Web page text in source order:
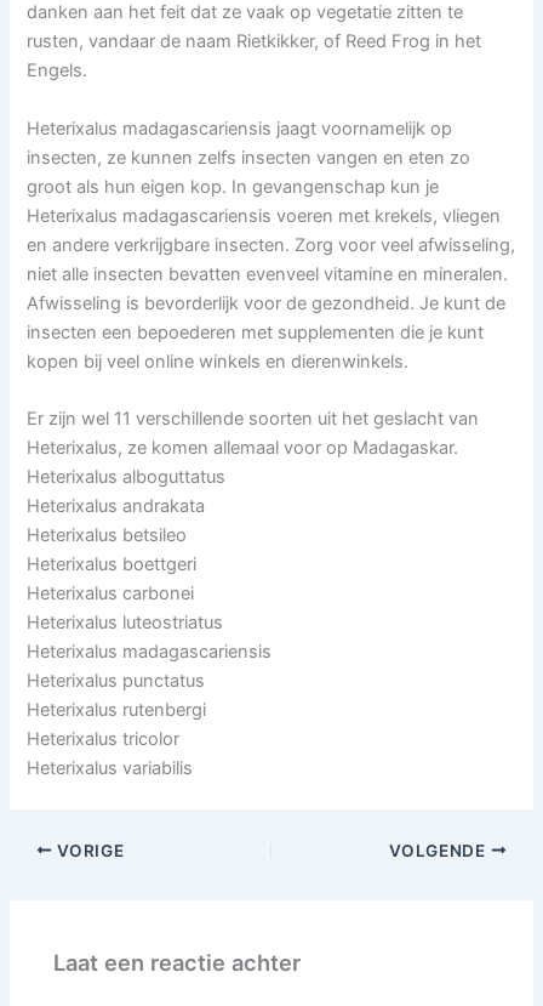
danken aan het feit dat ze vaak op vegetatie zitten te
rusten, vandaar de naam Rietkikker, of Reed Frog in het
Engels.
Heterixalus madagascariensis jaagt voornamelijk op
insecten, ze kunnen zelfs insecten vangen en eten zo
groot als hun eigen kop. In gevangenschap kun je
Heterixalus madagascariensis voeren met krekels, vliegen
en andere verkrijgbare insecten. Zorg voor veel afwisseling,
niet alle insecten bevatten evenveel vitamine en mineralen.
Afwisseling is bevorderlijk voor de gezondheid. Je kunt de
insecten een bepoederen met supplementen die je kunt
kopen bij veel online winkels en dierenwinkels.
Er zijn wel 11 verschillende soorten uit het geslacht van
Heterixalus, ze komen allemaal voor op Madagaskar.
Heterixalus alboguttatus
Heterixalus andrakata
Heterixalus betsileo
Heterixalus boettgeri
Heterixalus carbonei
Heterixalus luteostriatus
Heterixalus madagascariensis
Heterixalus punctatus
Heterixalus rutenbergi
Heterixalus tricolor
Heterixalus variabilis
VORIGE VOLGENDE
Laat een reactie achter